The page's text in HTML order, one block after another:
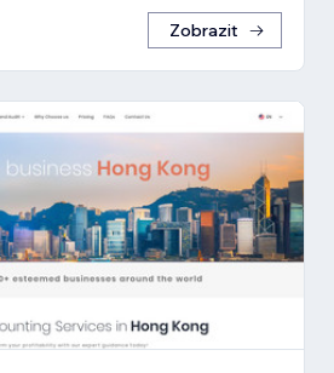
Zobrazit